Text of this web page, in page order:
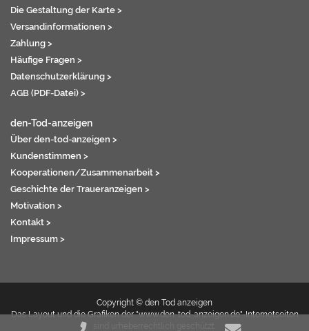
Die Gestaltung der Karte >
Versandinformationen >
Zahlung >
Häufige Fragen >
Datenschutzerklärung >
AGB (PDF-Datei) >
den-Tod-anzeigen
Über den-tod-anzeigen >
Kundenstimmen >
Kooperationen/Zusammenarbeit >
Geschichte der Traueranzeigen >
Motivation >
Kontakt >
Impressum >
Copyright © den Tod anzeigen
Das Layout und die Grafiken der "www.den-tod-anzeigen.de"-Internetseiten